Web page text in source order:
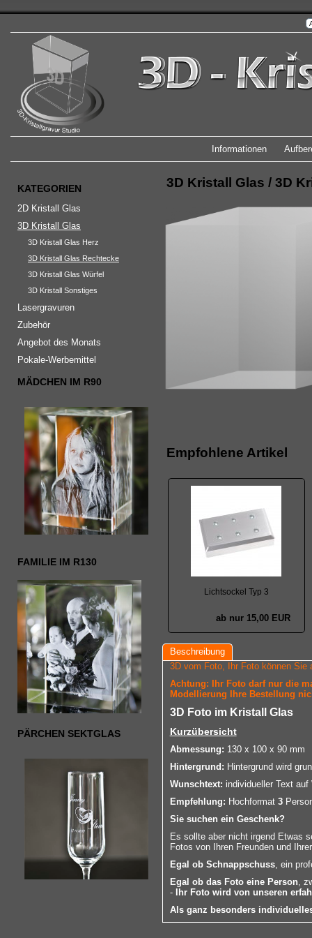
Informationen
KATEGORIEN
2D Kristall Glas
3D Kristall Glas
3D Kristall Glas Herz
3D Kristall Glas Rechtecke
3D Kristall Glas Würfel
3D Kristall Sonstiges
Lasergravuren
Zubehör
Angebot des Monats
Pokale-Werbemittel
MÄDCHEN IM R90
FAMILIE IM R130
PÄRCHEN SEKTGLAS
3D Kristall Glas / 3D
Empfohlene Artikel
Lichtsockel Typ 3
ab nur 15,00 EUR
Beschreibung
3D vom Foto, Ihr Foto können Sie
Achtung: Ihr Foto darf nur die
Modellierung Ihre Bestellung
3D Foto im Kristall Glas
Kurzübersicht
Abmessung: 130 x 100 x 90 mm
Hintergrund: Hintergrund wird
Wunschtext: individueller Text
Empfehlung: Hochformat 3
Sie suchen ein Geschenk?
Es sollte aber nicht irgend Etwas
Fotos von Ihren Freunden und
Egal ob Schnappschuss, ein
Egal ob das Foto eine Person,
-
Ihr Foto wird von unseren
Als ganz besonders